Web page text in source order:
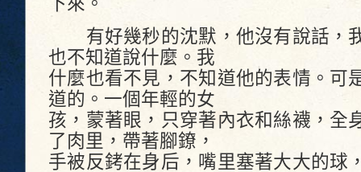
有好幾秒的沈默，他沒有說話，
也不知道說什麼。我
什麼也看不見，不知道他的表情。可
道的。一個年輕的女
孩，蒙著眼，只穿著內衣和絲襪，全
了肉里，帶著腳鐐，
手被反銬在身后，嘴里塞著大大的球